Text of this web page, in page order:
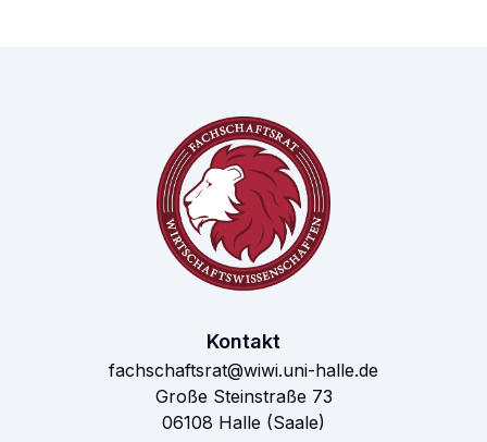
Kontakt
fachschaftsrat@wiwi.uni-halle.de
Große Steinstraße 73
06108 Halle (Saale)